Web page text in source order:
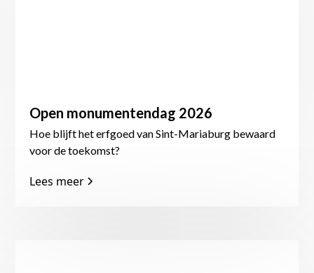
Open monumentendag 2026
Hoe blijft het erfgoed van Sint-Mariaburg bewaard
voor de toekomst?
Lees meer